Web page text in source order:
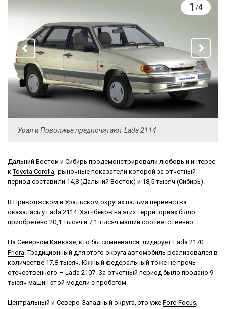
1 /4
Урал и Поволжье предпочитают Lada 2114
Дальний Восток и Сибирь продемонстрировали любовь и интерес
кToyota Corolla, рыночные показатели которой за отчетный
период составили 14,8 (Дальний Восток) и 18,5 тысяч (Сибирь).
В Приволжском и Уральском округах пальма первенства
оказалась у Lada 2114. Хэтчбеков на этих территориях было
приобретено 20,1 тысяч и 7,1 тысяч машин соответственно.
На Северном Кавказе, кто бы сомневался, лидирует Lada 2170
Priora. Традиционный для этого округа автомобиль реализовался в
количестве 17,8 тысяч. Южный федеральный тоже не прочь
отечественного – Lada 2107. За отчетный период было продано 9
тысяч машин этой модели с пробегом.
Центральный и Северо-Западный округа, это уже Ford Focus,